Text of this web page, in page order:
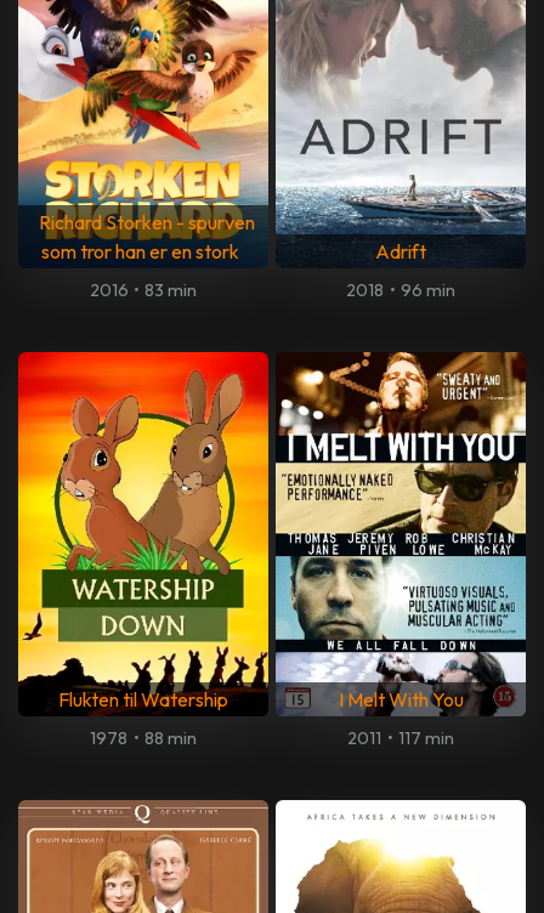
Richard Storken - spurven
som tror han er en stork
2016 • 83 min
Adrift
2018 • 96 min
Flukten til Watership
1978 • 88 min
I Melt With You
2011 • 117 min